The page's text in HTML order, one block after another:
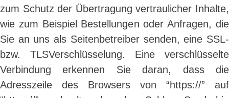
zum Schutz der Übertragung vertraulicher Inhalte,
wie zum Beispiel Bestellungen oder Anfragen, die
Sie an uns als Seitenbetreiber senden, eine SSL-
bzw. TLSVerschlüsselung. Eine verschlüsselte
Verbindung erkennen Sie daran, dass die
Adresszeile des Browsers von “https://” auf